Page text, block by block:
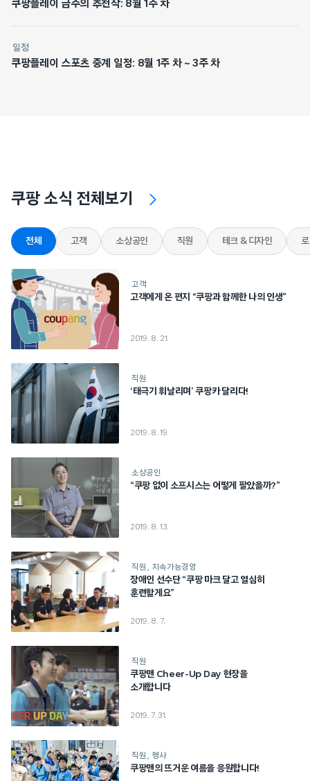
쿠팡플레이 금주의 추천작: 8월 1주 차
일정
쿠팡플레이 스포츠 중계 일정: 8월 1주 차 ~ 3주 차
쿠팡 소식 전체보기
전체 고객 소상공인 직원 테크 & 디자인
고객
고객에게 온 편지 “쿠팡과 함께한 나의 인생”
2019. 8. 21.
직원
‘태극기 휘날리며’ 쿠팡카 달리다!
2019. 8. 19.
소상공인
“쿠팡 없이 소프시스는 어떻게 팔았을까?”
2019. 8. 13.
직원 지속가능경영
장애인 선수단 “쿠팡 마크 달고 열심히
훈련할게요”
2019. 8. 7.
직원
쿠팡맨 Cheer-Up Day 현장을
소개합니다
2019. 7. 31.
직원 행사
쿠팡맨의 뜨거운 여름을 응원합니다!